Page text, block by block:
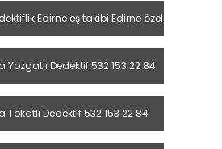
Edirne eş takibi Edirne özel dedektif
Yozgatlı Dedektif 532 153 22 84
Tokatlı Dedektif 532 153 22 84